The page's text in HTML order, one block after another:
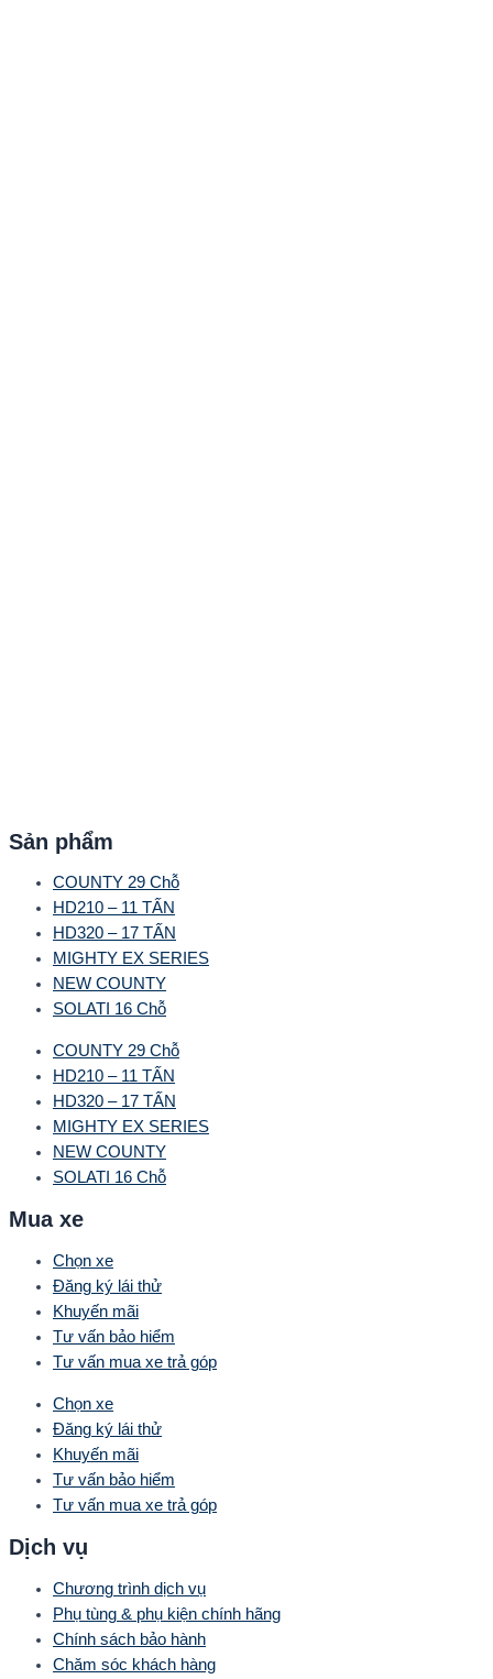
Sản phẩm
COUNTY 29 Chỗ
HD210 – 11 TẤN
HD320 – 17 TẤN
MIGHTY EX SERIES
NEW COUNTY
SOLATI 16 Chỗ
COUNTY 29 Chỗ
HD210 – 11 TẤN
HD320 – 17 TẤN
MIGHTY EX SERIES
NEW COUNTY
SOLATI 16 Chỗ
Mua xe
Chọn xe
Đăng ký lái thử
Khuyến mãi
Tư vấn bảo hiểm
Tư vấn mua xe trả góp
Chọn xe
Đăng ký lái thử
Khuyến mãi
Tư vấn bảo hiểm
Tư vấn mua xe trả góp
Dịch vụ
Chương trình dịch vụ
Phụ tùng & phụ kiện chính hãng
Chính sách bảo hành
Chăm sóc khách hàng